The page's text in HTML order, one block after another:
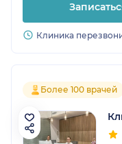
Клиника
Более 100 врачей